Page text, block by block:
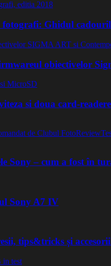
fotografi: Ghidul
obiectivelor
si doua card-
de Clubul FotoReview
Sony – cum a fost în
Sony A7 IV
tips&tricks și